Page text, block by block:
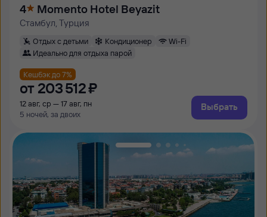
4 Momento Hotel Beyazit
Стамбул, Турция
Отдых с детьми Кондиционер
Wi-Fi
Идеально для отдыха парой
Кешбэк до 7%
от 203 ⁠512 ⁠₽
12 авг, ср — 17 авг, пн
5 ночей, за двоих
Выбрать